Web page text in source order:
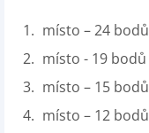
místo – 24 bodů
místo - 19 bodů
místo – 15 bodů
místo – 12 bodů